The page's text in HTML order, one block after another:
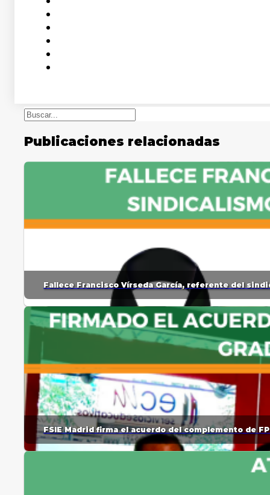
Buscar
Publicaciones relacionadas
Fallece Francisco Vírseda García, referente del
FSIE Madrid firma el acuerdo del complemento de